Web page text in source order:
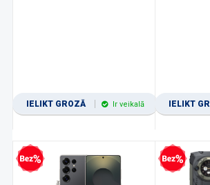
IELIKT GROZĀ Ir veikalā IELIKT
kredīts Bezprocentu